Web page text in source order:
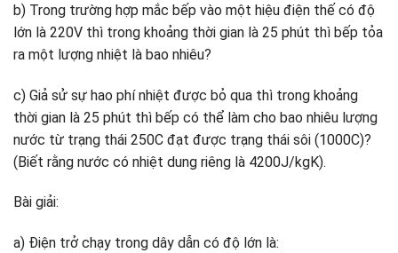
b) Trong trường hợp mắc bếp vào một hiệu điện thế có độ
lớn là 220V thì trong khoảng thời gian là 25 phút thì bếp tỏa
ra một lượng nhiệt là bao nhiêu?
c) Giả sử sự hao phí nhiệt được bỏ qua thì trong khoảng
thời gian là 25 phút thì bếp có thể làm cho bao nhiêu lượng
nước từ trạng thái 250C đạt được trạng thái sôi (1000C)?
(Biết rằng nước có nhiệt dung riêng là 4200J/kgK).
Bài giải:
a) Điện trở chạy trong dây dẫn có độ lớn là: